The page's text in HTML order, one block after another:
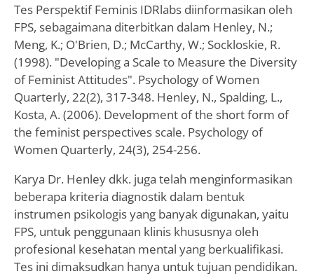
Tes Perspektif Feminis IDRlabs diinformasikan oleh
FPS, sebagaimana diterbitkan dalam Henley, N.;
Meng, K.; O'Brien, D.; McCarthy, W.; Sockloskie, R.
(1998). "Developing a Scale to Measure the Diversity
of Feminist Attitudes". Psychology of Women
Quarterly, 22(2), 317-348. Henley, N., Spalding, L.,
Kosta, A. (2006). Development of the short form of
the feminist perspectives scale. Psychology of
Women Quarterly, 24(3), 254-256.
Karya Dr. Henley dkk. juga telah menginformasikan
beberapa kriteria diagnostik dalam bentuk
instrumen psikologis yang banyak digunakan, yaitu
FPS, untuk penggunaan klinis khususnya oleh
profesional kesehatan mental yang berkualifikasi.
Tes ini dimaksudkan hanya untuk tujuan pendidikan.